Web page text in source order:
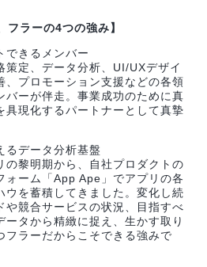
フラーの4つの強み】
できるメンバー
策定、データ分析、UI/UXデザイ
、プロモーション支援などの各領
バーが伴走。事業成功のために真
具現化するパートナーとして真摯
るデータ分析基盤
の黎明期から、自社プロダクトの
ォーム「App Ape」でアプリの各
ウを蓄積してきました。変化し続
や競合サービスの状況、目指すべ
ータから精緻に捉え、生かす取り
フラーだからこそできる強みで